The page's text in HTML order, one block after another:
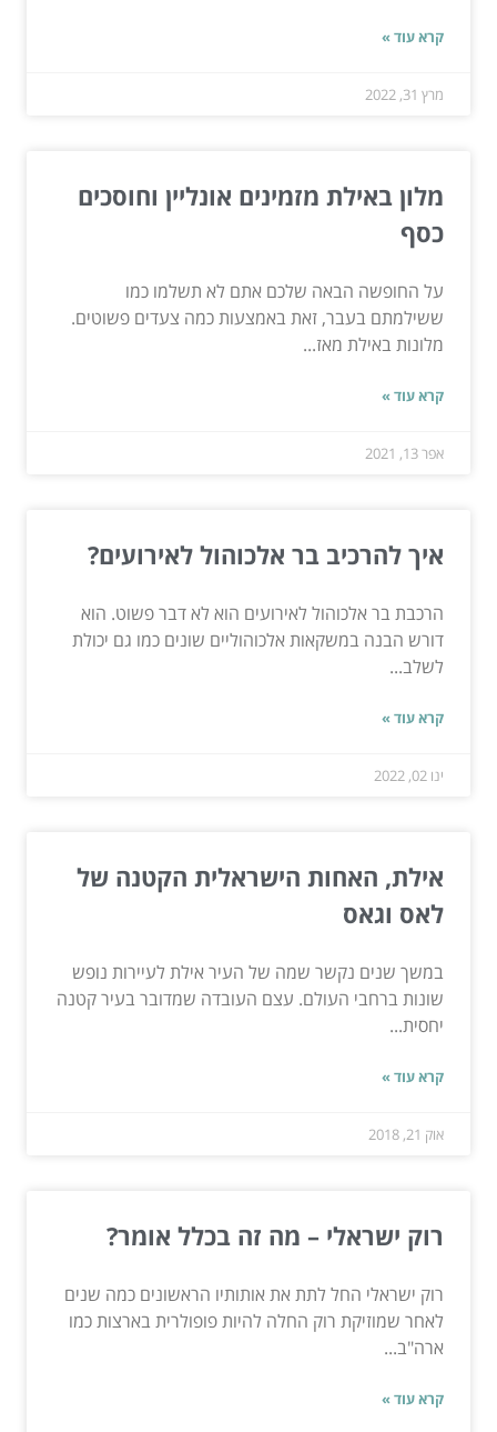
קרא עוד »
מרץ 31, 2022
מלון באילת מזמינים אונליין וחוסכים
כסף
על החופשה הבאה שלכם אתם לא תשלמו כמו
ששילמתם בעבר, זאת באמצעות כמה צעדים פשוטים.
מלונות באילת מאז...
קרא עוד »
אפר 13, 2021
איך להרכיב בר אלכוהול לאירועים?
הרכבת בר אלכוהול לאירועים הוא לא דבר פשוט. הוא
דורש הבנה במשקאות אלכוהוליים שונים כמו גם יכולת
לשלב...
קרא עוד »
ינו 02, 2022
אילת, האחות הישראלית הקטנה של
לאס וגאס
במשך שנים נקשר שמה של העיר אילת לעיירות נופש
שונות ברחבי העולם. עצם העובדה שמדובר בעיר קטנה
יחסית...
קרא עוד »
אוק 21, 2018
רוק ישראלי – מה זה בכלל אומר?
רוק ישראלי החל לתת את אותותיו הראשונים כמה שנים
לאחר שמוזיקת רוק החלה להיות פופולרית בארצות כמו
ארה"ב...
קרא עוד »